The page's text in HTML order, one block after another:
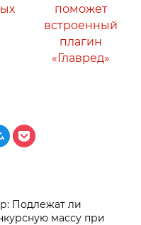
поможет
встроенный
плагин
«Главред»
Подлежат ли
массу при